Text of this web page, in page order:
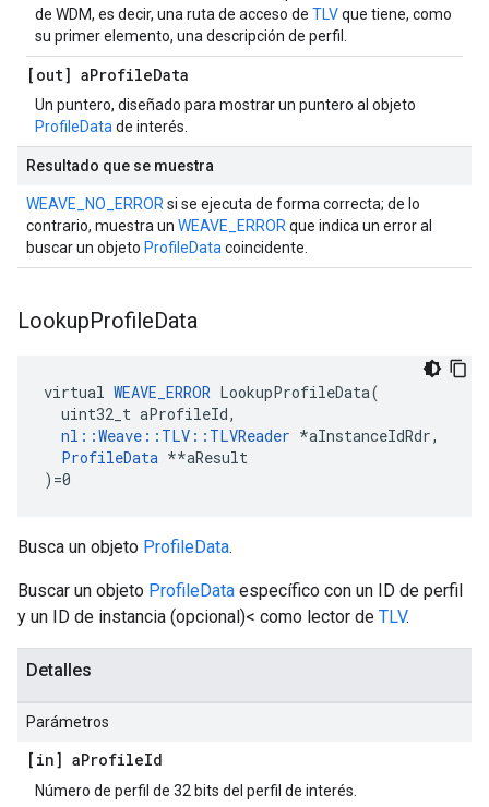
de WDM, es decir, una ruta de acceso de TLVque tiene, como
su primer elemento, una descripción de perfil.
[out] aProfileData
Un puntero, diseñado para mostrar un puntero al objeto
ProfileData de interés.
Resultado que se muestra
WEAVE_NO_ERROR si se ejecuta de forma correcta; de lo
contrario, muestra un WEAVE_ERROR que indica un error al
buscar un objeto ProfileData coincidente.
LookupProfileData
virtual WEAVE_ERROR LookupProfileData(
  uint32_t aProfileId,
nl::Weave::TLV::TLVReader *aInstanceIdRdr,
ProfileData **aResult
)=0
Busca un objeto ProfileData.
Buscar un objeto ProfileData específico con un ID de perfil
y un ID de instancia (opcional)< como lector de TLV.
Detalles
Parámetros
[in] aProfileId
Número de perfil de 32 bits del perfil de interés.